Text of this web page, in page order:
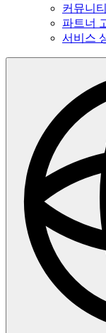
커뮤니
파트너
서비스